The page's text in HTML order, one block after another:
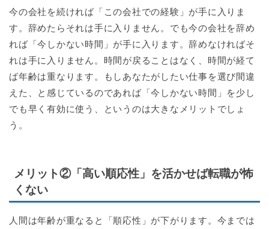
今の会社を続ければ「この会社での経験」が手に入りま
す。辞めたらそれは手に入りません。でも今の会社を辞め
れば「今しかない時間」が手に入ります。辞めなければそ
れは手に入りません。時間が戻ることはなく、時間が経て
ば年齢は重なります。もしあなたがしたい仕事を選び間違
えた、と感じているのであれば「今しかない時間」を少し
でも早く有効に使う、というのは大きなメリットでしょ
う。
メリット②「高い順応性」を活かせば転職が怖
くない
人間は年齢が重なると「順応性」が下がります。今までは